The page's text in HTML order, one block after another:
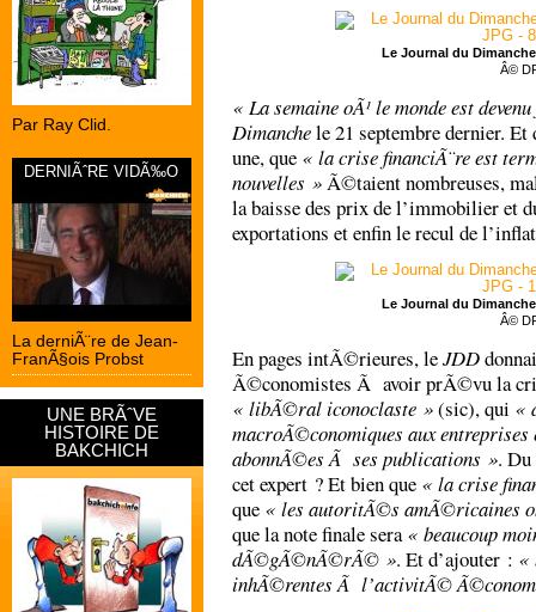
Par Ray Clid.
DERNIÃˆRE VIDÃ‰O
La derniÃ¨re de Jean-
FranÃ§ois Probst
UNE BRÃˆVE
HISTOIRE DE
BAKCHICH
Le Journal du
Â©
« La semaine oÃ¹ le monde est
Dimanchele 21 septembre dernier.
une, que « la crise financiÃ¨re est
nouvelles »Ã©taient nombreuses,
la baisse des prix de l’immobilier et
exportations et enfin le recul de
Le Journal du
Â©
En pages intÃ©rieures, leJDD
Ã©conomistes Ã avoir prÃ©vu la
« libÃ©ral iconoclaste »(sic), qui «
macroÃ©conomiques aux
abonnÃ©es Ã ses publications ». Du
cet expert ? Et bien que « la crise
que « les autoritÃ©s amÃ©ricaines
que la note finale sera« beaucoup
dÃ©gÃ©nÃ©rÃ© ». Et d’ajouter : «
inhÃ©rentes Ã l’activitÃ©